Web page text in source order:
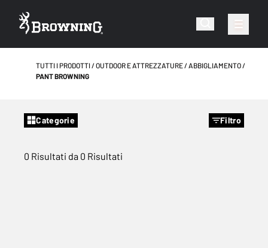
TUTTI I PRODOTTI OUTDOOR E ATTREZZATURE
ABBIGLIAMENTO
PANT BROWNING
Categorie Filtro
0 Risultati da 0 Risultati